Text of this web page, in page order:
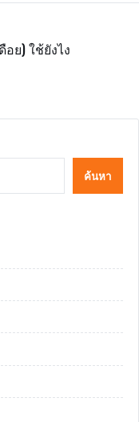
ย) ใช้ยังไง
ค้นหา